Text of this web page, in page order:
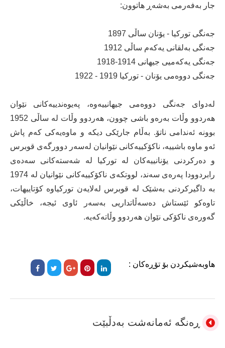
جار بەفەرمی بەشەڕ هاتوون:
جەنگی تورکیا - یۆنان ساڵی 1897
جەنگی بەلقانی یەکەم ساڵی 1912
جەنگی یەکەمیی جیهانی 1914-1918
جەنگی دووەمی یۆنان - تورکیا 1919 - 1922
لەدوای جەنگی دووەمی جیهانییەوە، پەیوەندییەکانی نێوان
هەردوو وڵات بەرەو باشی چوون، هەردوو وڵات لە ساڵی 1952
بوونە ئەندامی ناتۆ. بەڵام جارێکی دیکە و ماوەیەکی کەم پاش
ئەو ماوە باشییە، ناکۆکییەکانی نێوانیان لەسەر دوورگەی قوبرس
و دەرکردنی یۆنانییەکان لە تورکیا لە شەستەکانی سەدەی
رابردوودا پەرەی سەند، لووتکەی ناکۆکییەکانی نێوانیان لە 1974
بە داگیرکردنی بەشێک لە قوبرس لەلایەن تورکیاوە کۆتاییهات،
تاوەکو ئێستاش دەسەڵاتداریی بەسەر ئاوی ئیجە، خاڵێکی
گەورەی ناکۆکی نێوان هەردوو وڵاتەکەیە.
هاوبەشیکردن بۆ تۆڕەکان :
ڕەنگە ئەمانەشت بەدڵبێت